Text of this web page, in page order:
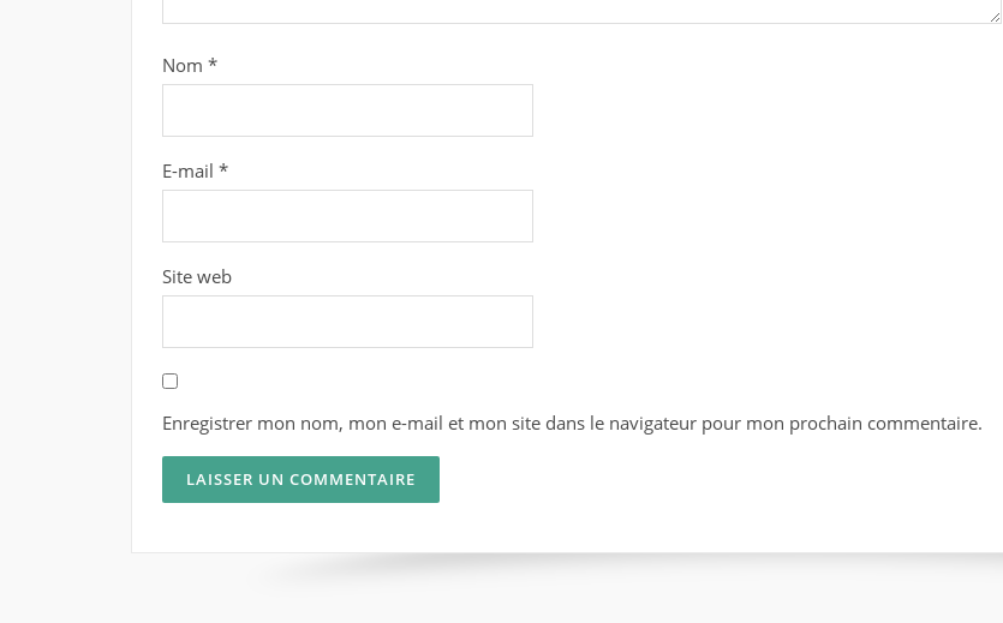
Nom *
E-mail *
Site web
Enregistrer mon nom, mon e-mail et mon site dans le navigateur pour mon prochain commentaire.